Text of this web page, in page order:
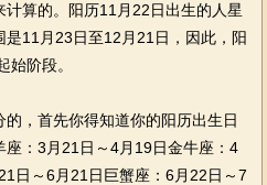
算的。阳历11月22日出生的人星
11月23日至12月21日，因此，阳
始阶段。
，首先你得知道你的阳历出生日
：3月21日～4月19日金牛座：4
日～6月21日巨蟹座：6月22日～7